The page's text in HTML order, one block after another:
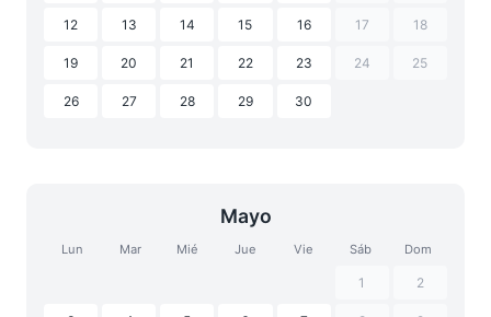
12 13 14 15 16 17 18
19 20 21 22 23 24 25
26 27 28 29 30
Mayo
Lun Mar Mié Jue Vie Sáb Dom
1 2